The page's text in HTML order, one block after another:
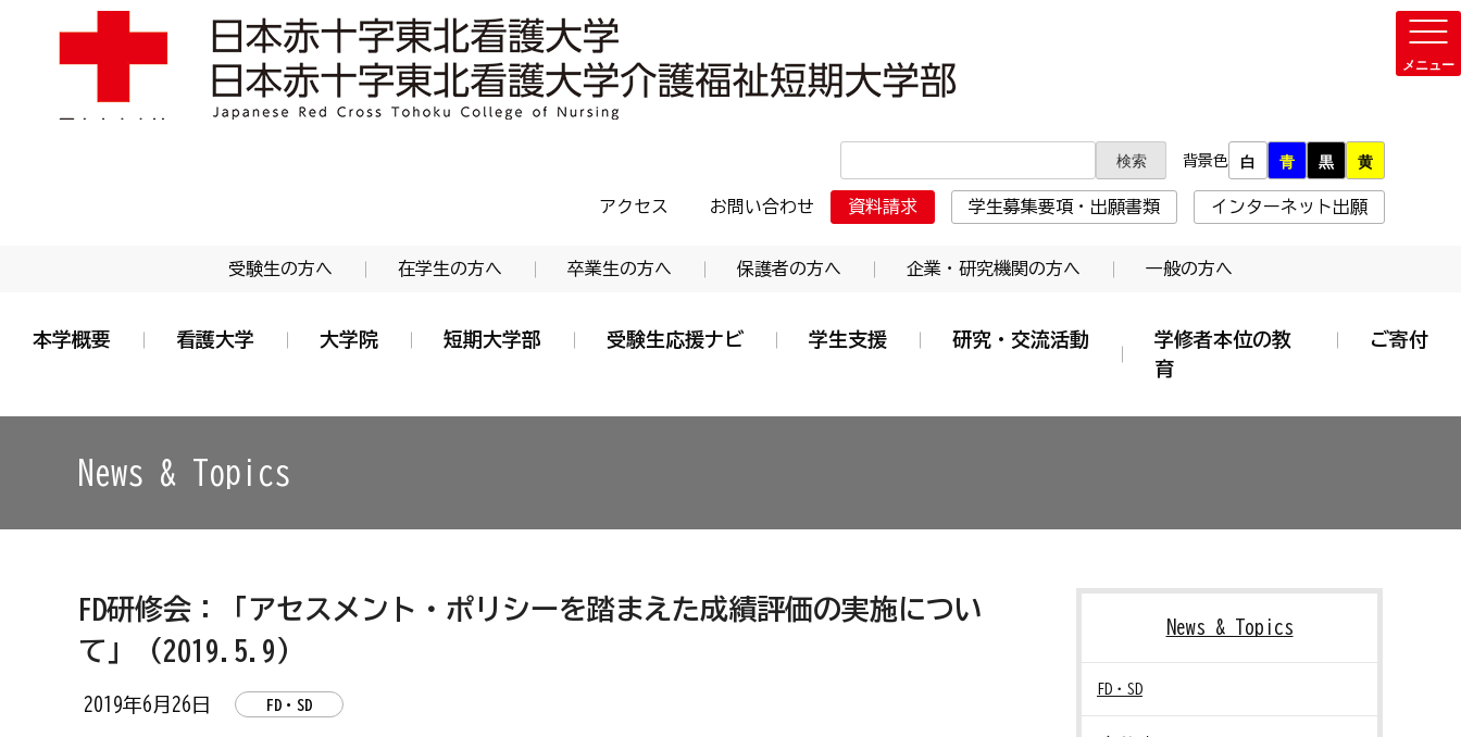
学校法人 日本赤十字学園 日本赤十字東北看護大学・日本赤十字東北看護大学介護福祉短期大学部
背景色 白 青 黒 黄
アクセス お問い合わせ 資料請求 学生募集要項・出願書類 インターネット出願
受験生の方へ 在学生の方へ 卒業生の方へ 保護者の方へ 企業・研究機関の方へ 一般の方へ
本学概要 看護大学 大学院 短期大学部 受験生応援ナビ 学生支援 研究・交流活動
学修者本位の教
育
ご寄付
News & Topics
FD研修会：「アセスメント・ポリシーを踏まえた成績評価の実施につい
て」（2019.5.9）
2019年6月26日 FD・SD
News & Topics
FD・SD